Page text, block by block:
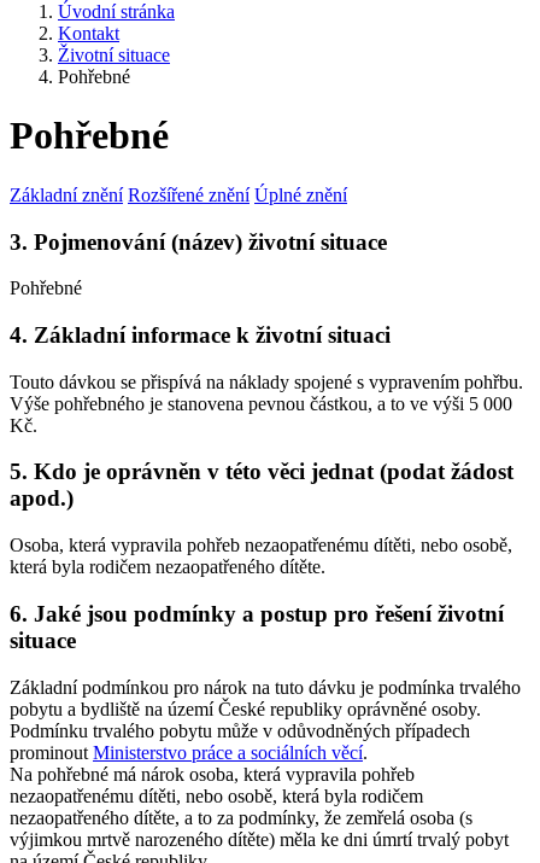
Úvodní stránka
Kontakt
Životní situace
Pohřebné
Pohřebné
Základní znění Rozšířené znění Úplné znění
3. Pojmenování (název) životní situace
Pohřebné
4. Základní informace k životní situaci
Touto dávkou se přispívá na náklady spojené s vypravením pohřbu.
Výše pohřebného je stanovena pevnou částkou, a to ve výši 5 000
Kč.
5. Kdo je oprávněn v této věci jednat (podat žádost
apod.)
Osoba, která vypravila pohřeb nezaopatřenému dítěti, nebo osobě,
která byla rodičem nezaopatřeného dítěte.
6. Jaké jsou podmínky a postup pro řešení životní
situace
Základní podmínkou pro nárok na tuto dávku je podmínka trvalého
pobytu a bydliště na území České republiky oprávněné osoby.
Podmínku trvalého pobytu může v odůvodněných případech
prominout Ministerstvo práce a sociálních věcí.
Na pohřebné má nárok osoba, která vypravila pohřeb
nezaopatřenému dítěti, nebo osobě, která byla rodičem
nezaopatřeného dítěte, a to za podmínky, že zemřelá osoba (s
výjimkou mrtvě narozeného dítěte) měla ke dni úmrtí trvalý pobyt